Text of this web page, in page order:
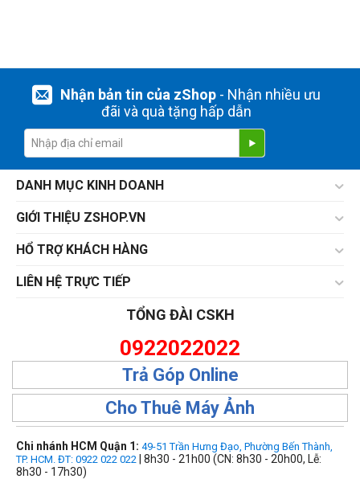
Nhận bản tin của zShop- Nhận nhiều ưu
đãi và quà tặng hấp dẫn
DANH MỤC KINH DOANH
GIỚI THIỆU ZSHOP.VN
HỔ TRỢ KHÁCH HÀNG
LIÊN HỆ TRỰC TIẾP
TỔNG ĐÀI CSKH
0922022022
Trả Góp Online
Cho Thuê Máy Ảnh
Chi nhánh HCM Quận 1: 49-51 Trần Hưng Đạo, Phường Bến Thành,
TP. HCM. ĐT: 0922 022 022 | 8h30 - 21h00 (CN: 8h30 - 20h00, Lễ:
8h30 - 17h30)